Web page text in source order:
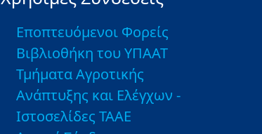
Εποπτευόμενοι Φορείς
Βιβλιοθήκη του ΥΠΑΑΤ
Τμήματα Αγροτικής
Ανάπτυξης και Ελέγχων -
Ιστοσελίδες ΤΑΑΕ